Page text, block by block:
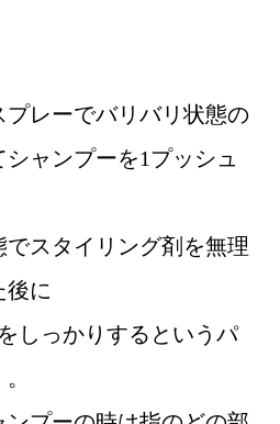
レーでバリバリ状態の
ャンプーを1プッシュ
スタイリング剤を無理
後に
しっかりするというパ